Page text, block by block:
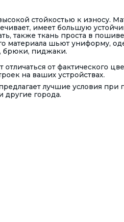
стойкостью к износу.
имеет большую
также ткань проста в
материала шьют униформу,
брюки, пиджаки.
от фактического
на ваших устройствах.
лучшие условия при
другие города.